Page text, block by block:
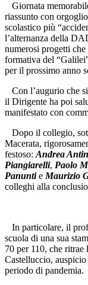
Giornata
riassunto con
scolastico più
l’alternanza della
numerosi progetti
formativa del
per il prossimo anno
Con l’augurio che
il Dirigente ha poi
manifestato con
Dopo il collegio,
Macerata,
festoso: Andrea
Piangiarelli, Paolo
Panunti e Maurizio
colleghi alla
In particolare, il
scuola di una sua
70 per 110, che
Castelluccio,
periodo di pandemia.